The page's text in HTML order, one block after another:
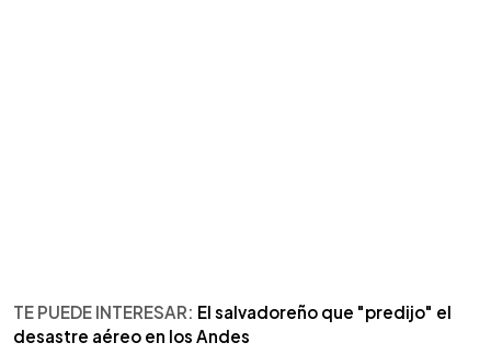
TE PUEDE INTERESAR: El salvadoreño que "predijo" el
desastre aéreo en los Andes